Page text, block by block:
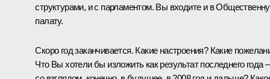
структурами, и с парламентом. Вы входите и в
палату.
Скоро год заканчивается. Какие настроения? Какие
Что Вы хотели бы изложить как результат последнего года –